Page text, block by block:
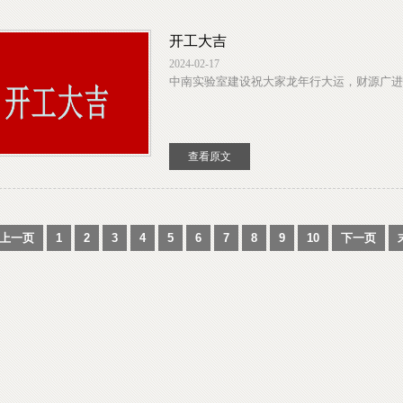
开工大吉
2024-02-17
中南实验室建设祝大家龙年行大运，财源广
查看原文
上一页 1 2 3 4 5 6 7 8 9 10 下一页